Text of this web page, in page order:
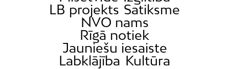
LB projekts Satiksme
NVO nams
Rīgā notiek
Jauniešu iesaiste
Labklājība Kultūra